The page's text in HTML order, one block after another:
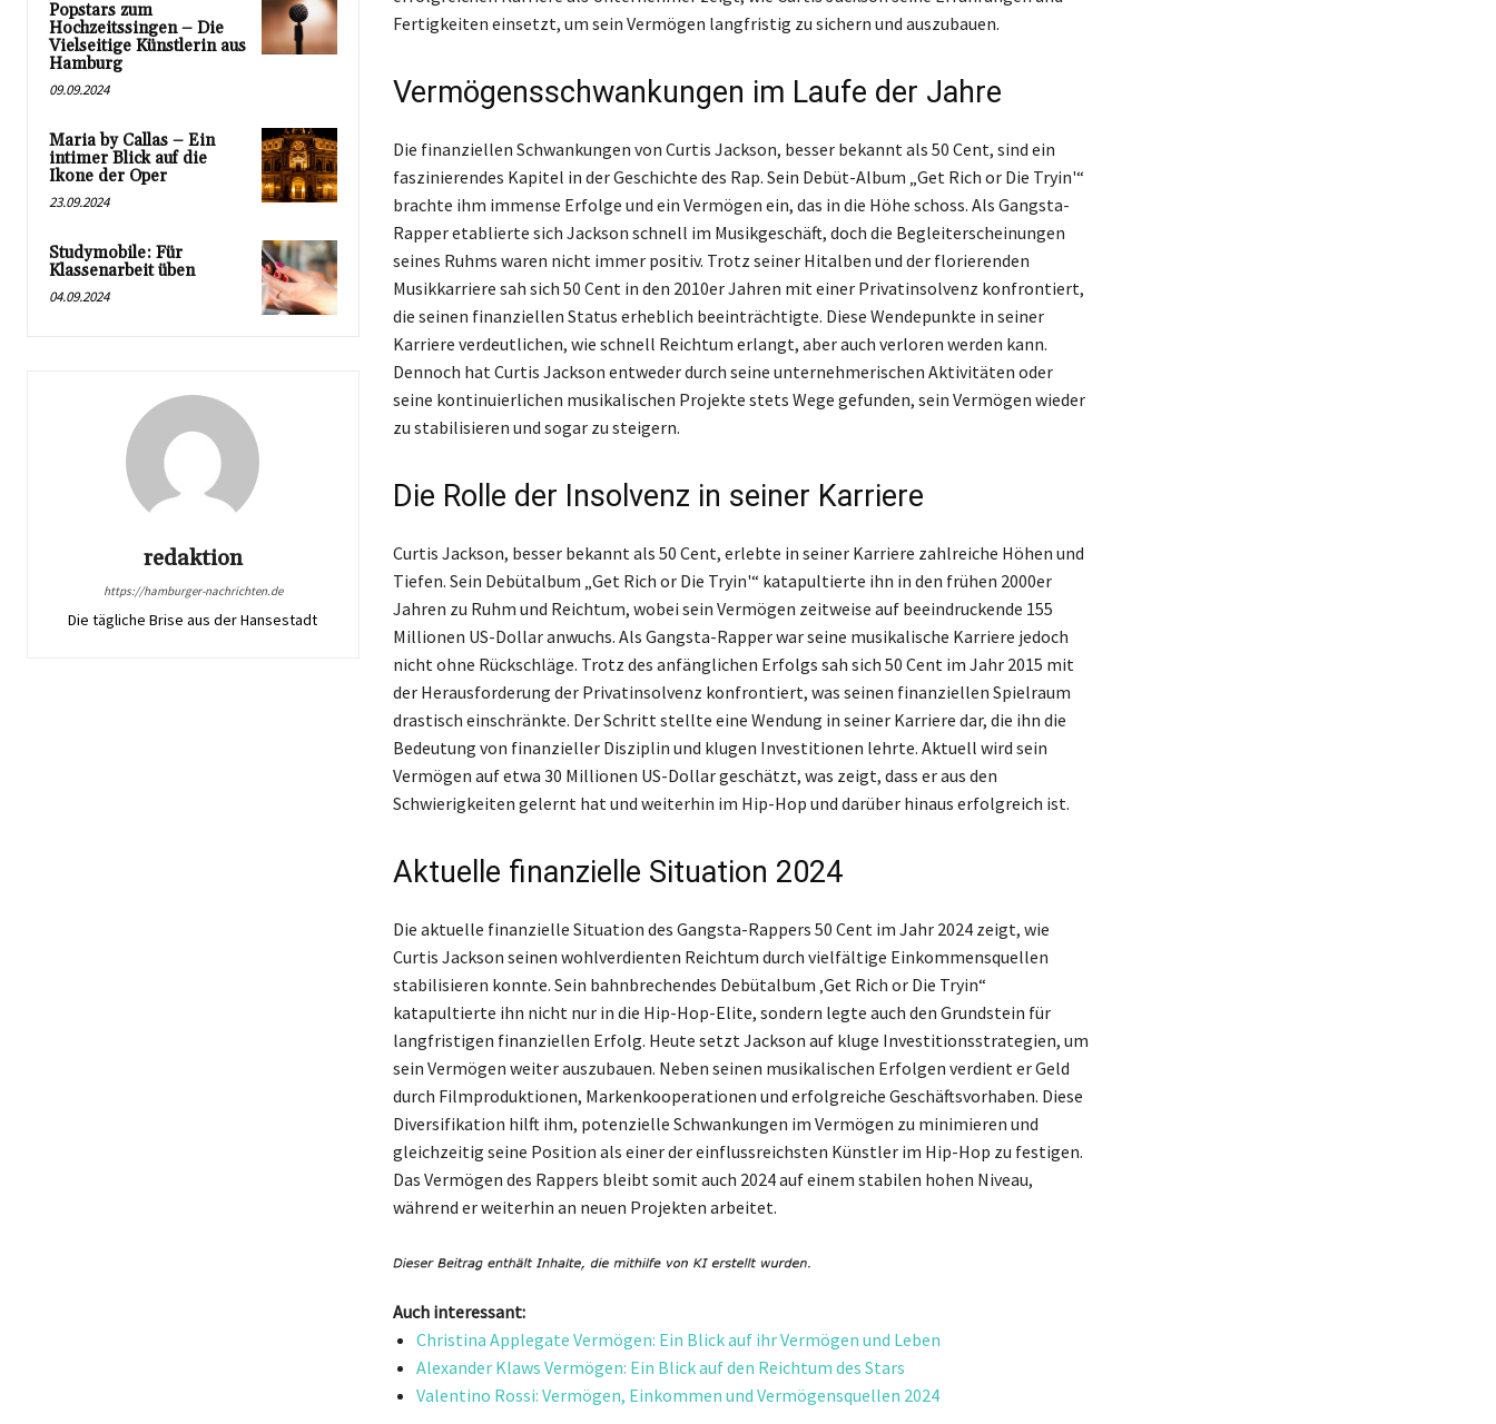
Popstars zum
Hochzeitssingen – Die
Vielseitige Künstlerin aus
Hamburg
09.09.2024
Maria by Callas – Ein
intimer Blick auf die
Ikone der Oper
23.09.2024
Studymobile: Für
Klassenarbeit üben
04.09.2024
redaktion
https://hamburger-nachrichten.de
Die tägliche Brise aus der Hansestadt
Fertigkeiten einsetzt, um sein Vermögen langfristig zu sichern und auszubauen.
Vermögensschwankungen im Laufe der Jahre
Die finanziellen Schwankungen von Curtis Jackson, besser bekannt als 50 Cent, sind ein
faszinierendes Kapitel in der Geschichte des Rap. Sein Debüt-Album „Get Rich or Die Tryin'“
brachte ihm immense Erfolge und ein Vermögen ein, das in die Höhe schoss. Als Gangsta-
Rapper etablierte sich Jackson schnell im Musikgeschäft, doch die Begleiterscheinungen
seines Ruhms waren nicht immer positiv. Trotz seiner Hitalben und der florierenden
Musikkarriere sah sich 50 Cent in den 2010er Jahren mit einer Privatinsolvenz konfrontiert,
die seinen finanziellen Status erheblich beeinträchtigte. Diese Wendepunkte in seiner
Karriere verdeutlichen, wie schnell Reichtum erlangt, aber auch verloren werden kann.
Dennoch hat Curtis Jackson entweder durch seine unternehmerischen Aktivitäten oder
seine kontinuierlichen musikalischen Projekte stets Wege gefunden, sein Vermögen wieder
zu stabilisieren und sogar zu steigern.
Die Rolle der Insolvenz in seiner Karriere
Curtis Jackson, besser bekannt als 50 Cent, erlebte in seiner Karriere zahlreiche Höhen und
Tiefen. Sein Debütalbum „Get Rich or Die Tryin'“ katapultierte ihn in den frühen 2000er
Jahren zu Ruhm und Reichtum, wobei sein Vermögen zeitweise auf beeindruckende 155
Millionen US-Dollar anwuchs. Als Gangsta-Rapper war seine musikalische Karriere jedoch
nicht ohne Rückschläge. Trotz des anfänglichen Erfolgs sah sich 50 Cent im Jahr 2015 mit
der Herausforderung der Privatinsolvenz konfrontiert, was seinen finanziellen Spielraum
drastisch einschränkte. Der Schritt stellte eine Wendung in seiner Karriere dar, die ihn die
Bedeutung von finanzieller Disziplin und klugen Investitionen lehrte. Aktuell wird sein
Vermögen auf etwa 30 Millionen US-Dollar geschätzt, was zeigt, dass er aus den
Schwierigkeiten gelernt hat und weiterhin im Hip-Hop und darüber hinaus erfolgreich ist.
Aktuelle finanzielle Situation 2024
Die aktuelle finanzielle Situation des Gangsta-Rappers 50 Cent im Jahr 2024 zeigt, wie
Curtis Jackson seinen wohlverdienten Reichtum durch vielfältige Einkommensquellen
stabilisieren konnte. Sein bahnbrechendes Debütalbum ‚Get Rich or Die Tryin“
katapultierte ihn nicht nur in die Hip-Hop-Elite, sondern legte auch den Grundstein für
langfristigen finanziellen Erfolg. Heute setzt Jackson auf kluge Investitionsstrategien, um
sein Vermögen weiter auszubauen. Neben seinen musikalischen Erfolgen verdient er Geld
durch Filmproduktionen, Markenkooperationen und erfolgreiche Geschäftsvorhaben. Diese
Diversifikation hilft ihm, potenzielle Schwankungen im Vermögen zu minimieren und
gleichzeitig seine Position als einer der einflussreichsten Künstler im Hip-Hop zu festigen.
Das Vermögen des Rappers bleibt somit auch 2024 auf einem stabilen hohen Niveau,
während er weiterhin an neuen Projekten arbeitet.
Auch interessant:
Christina Applegate Vermögen: Ein Blick auf ihr Vermögen und Leben
Alexander Klaws Vermögen: Ein Blick auf den Reichtum des Stars
Valentino Rossi: Vermögen, Einkommen und Vermögensquellen 2024